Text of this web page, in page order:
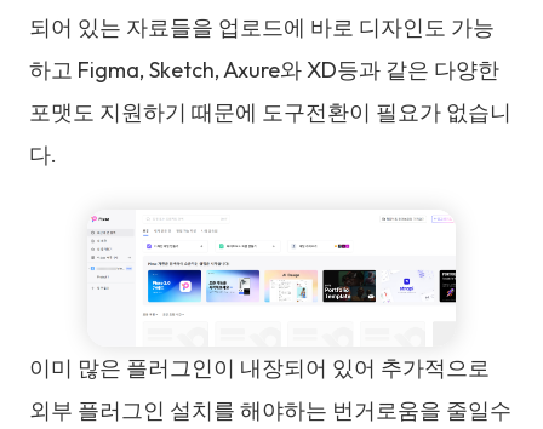
되어 있는 자료들을 업로드에 바로 디자인도 가능
하고 Figma, Sketch, Axure와 XD등과 같은 다양한
포맷도 지원하기 때문에 도구전환이 필요가 없습니
다.
이미 많은 플러그인이 내장되어 있어 추가적으로
외부 플러그인 설치를 해야하는 번거로움을 줄일수